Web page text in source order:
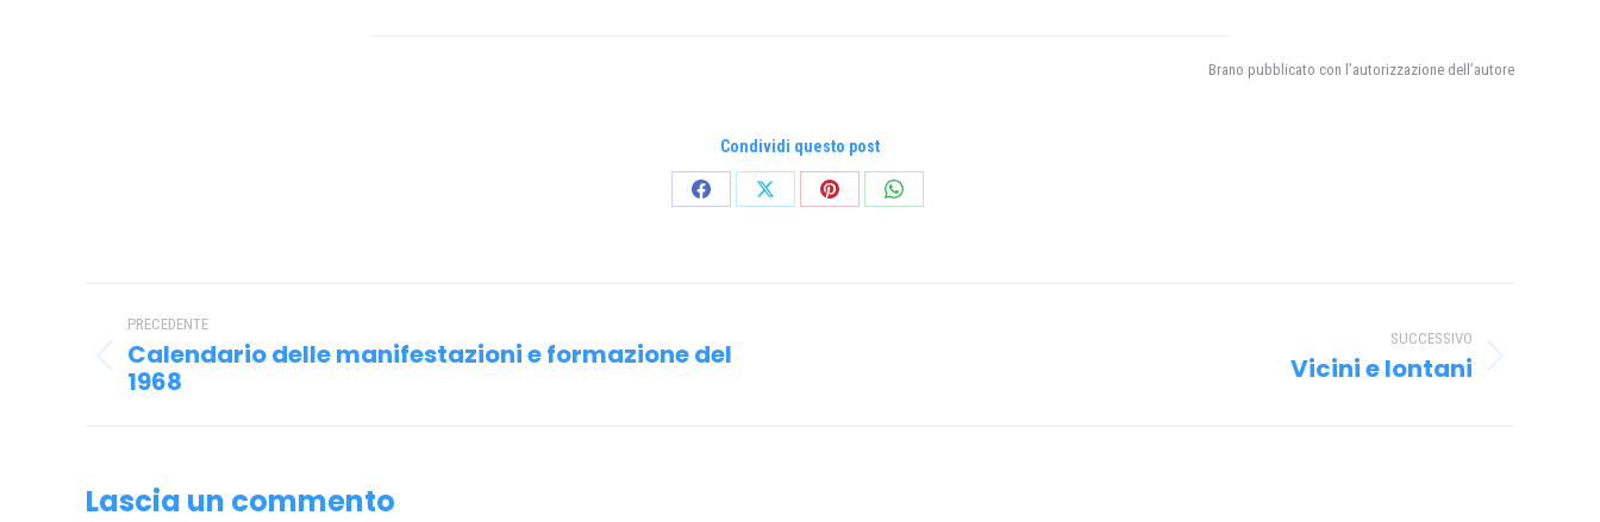
Brano pubblicato con l’autorizzazione dell’autore
Condividi questo post
CondividiCondividiCondividiCondividi
Naviga
traPRECEDENTE
Post
precedente:
Calendario delle manifestazioni e formazione del
1968
SUCCESSIVO
Vicini e lontani
Lascia un commento